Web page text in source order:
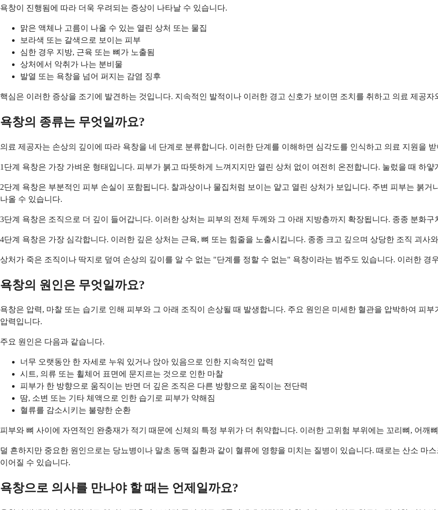
욕창이 진행됨에 따라 더욱 우려되는 증상이 나타날 수 있습니다.
맑은 액체나 고름이 나올 수 있는 열린 상처 또는 물집
보라색 또는 갈색으로 보이는 피부
심한 경우 지방, 근육 또는 뼈가 노출됨
상처에서 악취가 나는 분비물
발열 또는 욕창을 넘어 퍼지는 감염 징후
핵심은 이러한 증상을 조기에 발견하는 것입니다. 지속적인 발적이나 이러한 경고 신호가 보이면 조치를 취하고 의료 제공자
욕창의 종류는 무엇일까요?
의료 제공자는 손상의 깊이에 따라 욕창을 네 단계로 분류합니다. 이러한 단계를 이해하면 심각도를 인식하고 의료 지원을
1단계 욕창은 가장 가벼운 형태입니다. 피부가 붉고 따뜻하게 느껴지지만 열린 상처 없이 여전히 온전합니다. 눌렀을 때 하
2단계 욕창은 부분적인 피부 손실이 포함됩니다. 찰과상이나 물집처럼 보이는 얕고 열린 상처가 보입니다. 주변 피부는 붉거
나올 수 있습니다.
3단계 욕창은 조직으로 더 깊이 들어갑니다. 이러한 상처는 피부의 전체 두께와 그 아래 지방층까지 확장됩니다. 종종 분화
4단계 욕창은 가장 심각합니다. 이러한 깊은 상처는 근육, 뼈 또는 힘줄을 노출시킵니다. 종종 크고 깊으며 상당한 조직 괴사
상처가 죽은 조직이나 딱지로 덮여 손상의 깊이를 알 수 없는 "단계를 정할 수 없는" 욕창이라는 범주도 있습니다. 이러한 경
욕창의 원인은 무엇일까요?
욕창은 압력, 마찰 또는 습기로 인해 피부와 그 아래 조직이 손상될 때 발생합니다. 주요 원인은 미세한 혈관을 압박하여 피
압력입니다.
주요 원인은 다음과 같습니다.
너무 오랫동안 한 자세로 누워 있거나 앉아 있음으로 인한 지속적인 압력
시트, 의류 또는 휠체어 표면에 문지르는 것으로 인한 마찰
피부가 한 방향으로 움직이는 반면 더 깊은 조직은 다른 방향으로 움직이는 전단력
땀, 소변 또는 기타 체액으로 인한 습기로 피부가 약해짐
혈류를 감소시키는 불량한 순환
피부와 뼈 사이에 자연적인 완충재가 적기 때문에 신체의 특정 부위가 더 취약합니다. 이러한 고위험 부위에는 꼬리뼈, 어깨
덜 흔하지만 중요한 원인으로는 당뇨병이나 말초 동맥 질환과 같이 혈류에 영향을 미치는 질병이 있습니다. 때로는 산소 마
이어질 수 있습니다.
욕창으로 의사를 만나야 할 때는 언제일까요?